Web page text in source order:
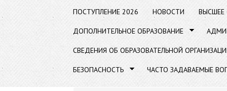
ПОСТУПЛЕНИЕ 2026 НОВОСТИ ВЫСШЕЕ
ДОПОЛНИТЕЛЬНОЕ ОБРАЗОВАНИЕ
СВЕДЕНИЯ ОБ ОБРАЗОВАТЕЛЬНОЙ
БЕЗОПАСНОСТЬ ЧАСТО ЗАДАВАЕМЫЕ